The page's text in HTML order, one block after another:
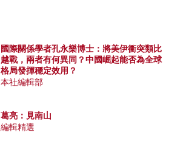
國際關係學者孔永樂博士：將美伊衝突類比
越戰，兩者有何異同？中國崛起能否為全球
格局發揮穩定效用？
本社編輯部
葛亮：見南山
編輯精選